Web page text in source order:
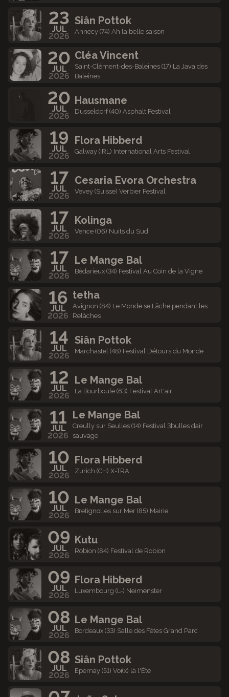
23
JUL
2026
Siân Pottok
Annecy (74) Ah la belle saison
20
JUL
2026
Cléa Vincent
Saint-Clément-des-Baleines (17) La Java des
Baleines
20
JUL
2026
Hausmane
Düsseldorf (40) Asphalt Festival
19
JUL
2026
Flora Hibberd
Galway (IRL) International Arts Festival
17
JUL
2026
Cesaria Evora Orchestra
Vevey (Suisse) Verbier Festival
17
JUL
2026
Kolinga
Vence (06) Nuits du Sud
17
JUL
2026
Le Mange Bal
Bédarieux (34) Festival Au Coin de la Vigne
16
JUL
2026
tetha
Avignon (84) Le Monde se Lâche pendant les
Relâches
14
JUL
2026
Siân Pottok
Marchastel (48) Festival Détours du Monde
12
JUL
2026
Le Mange Bal
La Bourboule (63) Festival Art'air
11
JUL
2026
Le Mange Bal
Creully sur Seulles (14) Festival 3bulles dair
sauvage
10
JUL
2026
Flora Hibberd
Zurich (CH) X-TRA
10
JUL
2026
Le Mange Bal
Bretignolles sur Mer (85) Mairie
09
JUL
2026
Kutu
Robion (84) Festival de Robion
09
JUL
2026
Flora Hibberd
Luxembourg (L-) Neimenster
08
JUL
2026
Le Mange Bal
Bordeaux (33) Salle des Fêtes Grand Parc
08
JUL
2026
Siân Pottok
Epernay (51) Voi(x) là l'Été